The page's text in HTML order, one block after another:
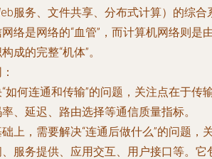
服务、文件共享、分布式计算）的综合
络是网络的“血管”，而计算机网络则是
成的完整“机体”。
：
如何连通和传输”的问题，关注点在于传
、延迟、路由选择等通信质量指标。
上，需要解决“连通后做什么”的问题，
服务提供、应用交互、用户接口等。它